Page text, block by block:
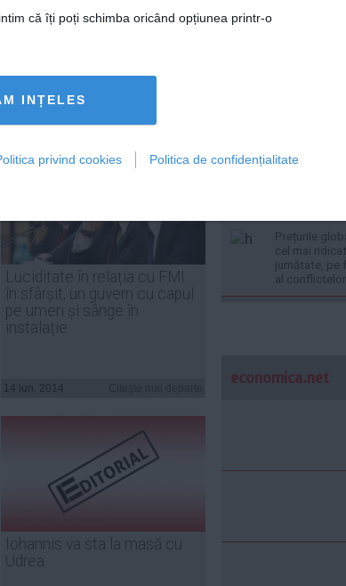
că îți poți schimba oricând opțiunea printr-o
INȚELES
privind cookies Politica de confidențialitate
Traian Băsescu, la Congresul
PMP: Nu vă voi conduce
Citeşte mai departe
Luciditate în relația cu FMI:
în sfârșit, un guvern cu capul
pe umeri și sânge în
instalație
14 iun, 2014
Iohannis va sta la masă cu
Udrea
Tensiuni tot
ultimatum
și amenință
Iulian Chifu
în NATO:
drone încă
Republicii
Prețurile
cel mai
jumătate, pe
al conflictelor
economica.net